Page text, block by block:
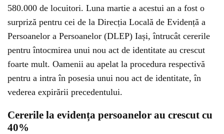
580.000 de locuitori. Luna martie a acestui an a fost o
surpriză pentru cei de la Direcția Locală de Evidență a
Persoanelor a Persoanelor (DLEP) Iași, întrucât cererile
pentru întocmirea unui nou act de identitate au crescut
foarte mult. Oamenii au apelat la procedura respectivă
pentru a intra în posesia unui nou act de identitate, în
vederea expirării precedentului.
Cererile la evidența persoanelor au crescut cu
40%